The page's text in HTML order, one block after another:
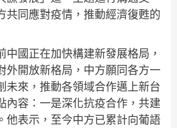
共同應對疫情，推動經濟復甦的
中國正在加快構建新發展格局，
外開放新格局，中方願同各方一
未來，推動各領域合作邁上新台
內容：一是深化抗疫合作，共建
他表示，至今中方已累計向葡語